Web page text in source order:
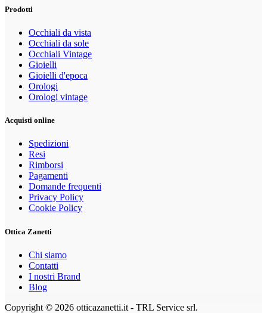
Prodotti
Occhiali da vista
Occhiali da sole
Occhiali Vintage
Gioielli
Gioielli d'epoca
Orologi
Orologi vintage
Acquisti online
Spedizioni
Resi
Rimborsi
Pagamenti
Domande frequenti
Privacy Policy
Cookie Policy
Ottica Zanetti
Chi siamo
Contatti
I nostri Brand
Blog
Copyright © 2026 otticazanetti.it - TRL Service srl.